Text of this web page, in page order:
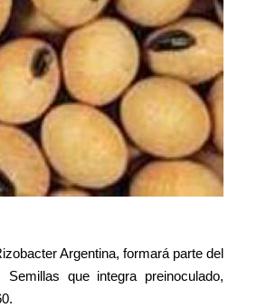
Argentina, formará parte del
que integra preinoculado,